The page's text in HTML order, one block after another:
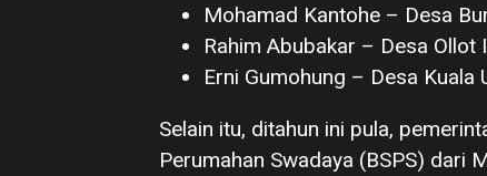
Mohamad Kantohe – Desa
Rahim Abubakar – Desa Ollot
Erni Gumohung – Desa Kuala
Selain itu, ditahun ini pula,
Perumahan Swadaya (BSPS) dari